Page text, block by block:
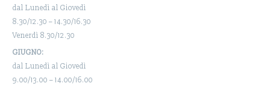
dal Lunedì al Giovedì
8.30/12.30 – 14.30/16.30
Venerdì 8.30/12.30
GIUGNO:
dal Lunedì al Giovedì
9.00/13.00 – 14.00/16.00